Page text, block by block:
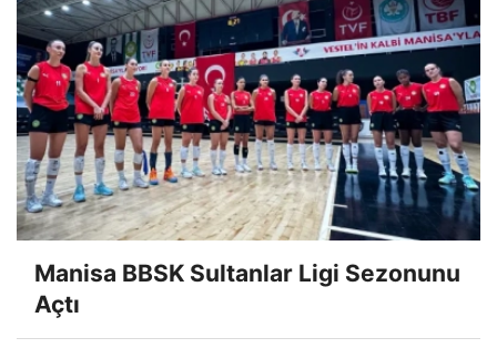
Manisa BBSK Sultanlar Ligi Sezonunu
Açtı